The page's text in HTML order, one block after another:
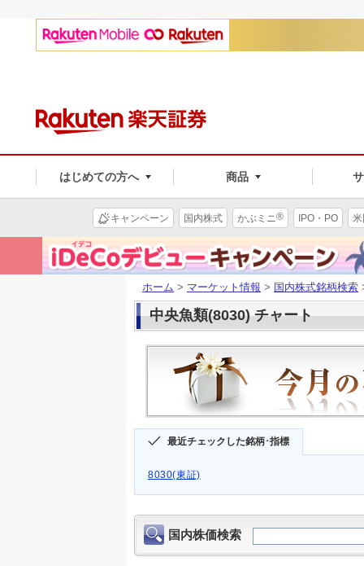
はじめての方へ 商品
キャンペーン 国内株式 かぶミニ® IPO・PO
ホーム > マーケット情報 > 国内株式銘柄検索
中央魚類(8030) チャート
最近チェックした銘柄･指標
8030(東証)